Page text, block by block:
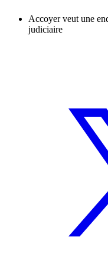
Accoyer veut une
judiciaire